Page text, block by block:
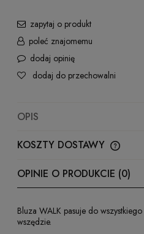
zapytaj o produkt
poleć znajomemu
dodaj opinię
dodaj do przechowalni
OPIS
KOSZTY DOSTAWY
PŁATNOŚCI
OPINIE O PRODUKCIE (0)
Bluza WALK pasuje do
wszędzie.